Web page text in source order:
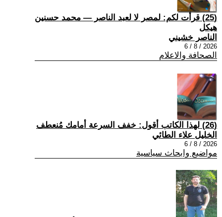
(25) قرأت لكم: لمصر لا لعبد الناصر — محمد حسنين
هيكل
الناصر خشيني
2026 / 8 / 6
الصحافة والاعلام
(26) لهذا الكاتب أقول: خفف السرعة أمامك مُنعطف
الخليل علاء الطائي
2026 / 8 / 6
مواضيع وابحاث سياسية